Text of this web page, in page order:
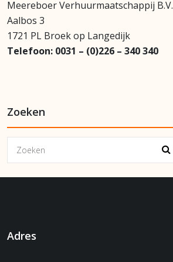
Meereboer Verhuurmaatschappij B.V.
Aalbos 3
1721 PL Broek op Langedijk
Telefoon: 0031 – (0)226 – 340 340
Zoeken
Adres